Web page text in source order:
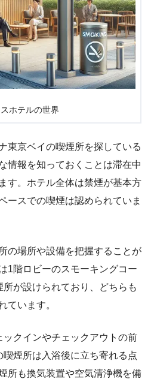
ホテルの世界
東京ベイの喫煙所を探している
情報を知っておくことは滞在中
す。ホテル全体は禁煙が基本方
ースでの喫煙は認められていま
の場所や設備を把握することが
1階ロビーのスモーキングコー
が設けられており、どちらも
ています。
クインやチェックアウトの前
煙所は入浴後に立ち寄れる点
所も換気装置や空気清浄機を備